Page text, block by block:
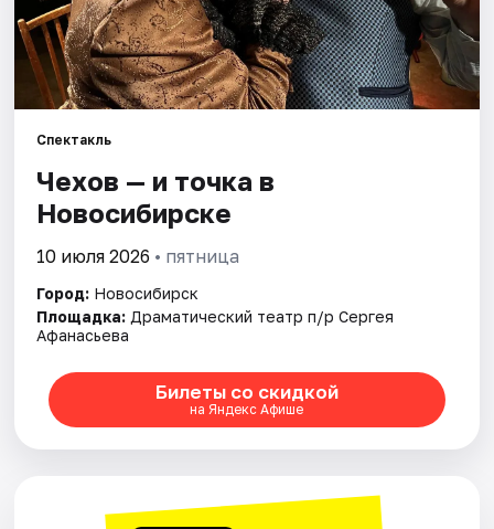
События
Города
Площадки
Артисты
Спектакль
Чехов — и точка в
Новосибирске
10 июля 2026 • пятница
Город: Новосибирск
Площадка: Драматический театр п/р Сергея
Афанасьева
Билеты со скидкой
на Яндекс Афише